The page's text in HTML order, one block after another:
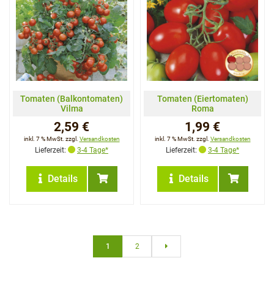
Tomaten (Balkontomaten)
Vilma
2,59 €
inkl. 7 % MwSt. zzgl. Versandkosten
Lieferzeit: 3-4 Tage*
Details
Tomaten (Eiertomaten)
Roma
1,99 €
inkl. 7 % MwSt. zzgl. Versandkosten
Lieferzeit: 3-4 Tage*
Details
1 2